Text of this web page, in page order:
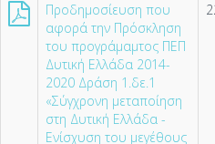
Προδημοσίευση που
αφορά την Πρόσκληση
του προγράμαμτος ΠΕΠ
Δυτική Ελλάδα 2014-
2020 Δράση 1.δε.1
«Σύγχρονη μεταποίηση
στη Δυτική Ελλάδα -
Ενίσχυση του μεγέθους